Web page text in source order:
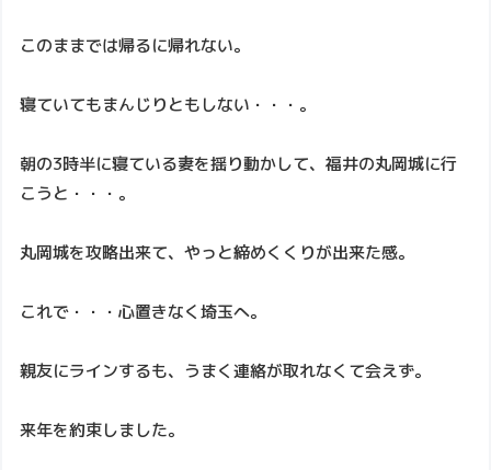
このままでは帰るに帰れない。
寝ていてもまんじりともしない・・・。
朝の3時半に寝ている妻を揺り動かして、福井の丸岡城に行
こうと・・・。
丸岡城を攻略出来て、やっと締めくくりが出来た感。
これで・・・心置きなく埼玉へ。
親友にラインするも、うまく連絡が取れなくて会えず。
来年を約束しました。